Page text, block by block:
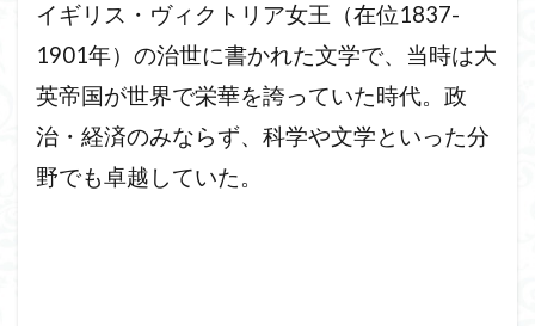
イギリス・ヴィクトリア女王（在位1837-
1901年）の治世に書かれた文学で、当時は大
英帝国が世界で栄華を誇っていた時代。政
治・経済のみならず、科学や文学といった分
野でも卓越していた。